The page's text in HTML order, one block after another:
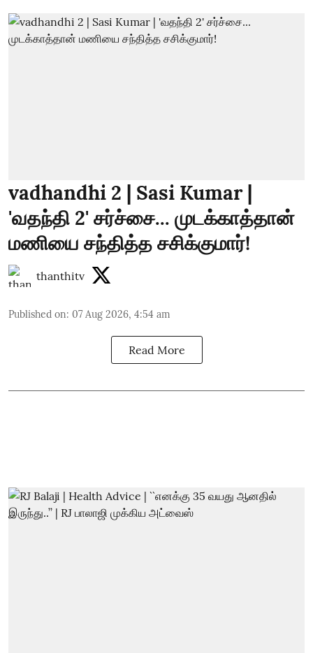
vadhandhi 2 | Sasi Kumar |
'வதந்தி 2' சர்ச்சை... முடக்காத்தான்
மணியை சந்தித்த சசிக்குமார்!
thanthitv
Published on: 07 Aug 2026, 4:54 am
Read More